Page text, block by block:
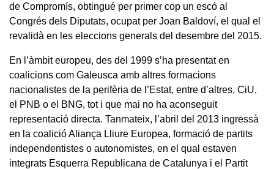
de Compromís, obtingué per primer cop un escó al
Congrés dels Diputats, ocupat per Joan Baldoví, el qual el
revalidà en les eleccions generals del desembre del 2015.
En l’àmbit europeu, des del 1999 s’ha presentat en
coalicions com Galeusca amb altres formacions
nacionalistes de la perifèria de l’Estat, entre d’altres, CiU,
el PNB o el BNG, tot i que mai no ha aconseguit
representació directa. Tanmateix, l’abril del 2013 ingressà
en la coalició Aliança Lliure Europea, formació de partits
independentistes o autonomistes, en el qual estaven
integrats Esquerra Republicana de Catalunya i el Partit